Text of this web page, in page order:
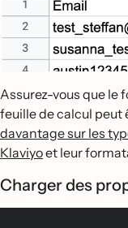
Assurez-vous que le
feuille de calcul peut
davantage sur les
Klaviyoet leur
Charger des